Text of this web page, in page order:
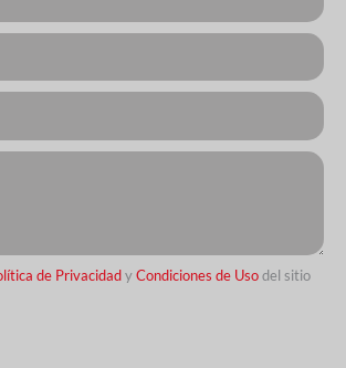
de PrivacidadyCondiciones de Usodel sitio